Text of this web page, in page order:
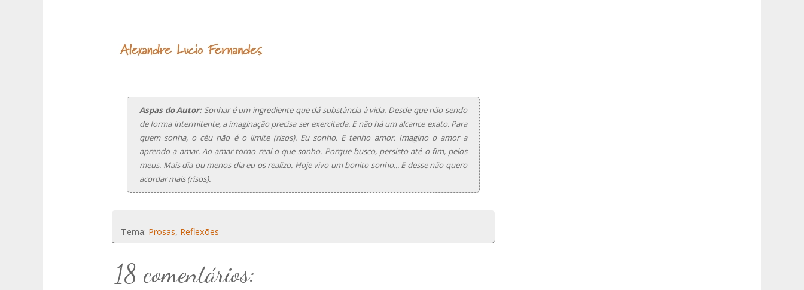
Aspas do Autor:Sonhar é um ingrediente que dá substância à vida. Desde que não sendo
de forma intermitente, a imaginação precisa ser exercitada. E não há um alcance exato. Para
quem sonha, o céu não é o limite (risos). Eu sonho. E tenho amor. Imagino o amor a
aprendo a amar. Ao amar torno real o que sonho. Porque busco, persisto até o fim, pelos
meus. Mais dia ou menos dia eu os realizo. Hoje vivo um bonito sonho... E desse não quero
acordar mais (risos).
Tema: Prosas, Reflexões
18 comentários: